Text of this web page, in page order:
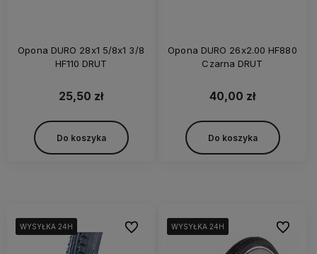
Opona DURO 28x1 5/8x1 3/8
HF110 DRUT
25,50 zł
Do koszyka
Opona DURO 26x2.00 HF880
Czarna DRUT
40,00 zł
Do koszyka
WYSYŁKA 24H
WYSYŁKA 24H
WYSYŁKA 24H
WYSYŁKA 24H Do ulubionychWYSYŁKA 24H
WYSYŁKA 24H
WYSYŁKA 24H
WYSYŁKA 24H Do